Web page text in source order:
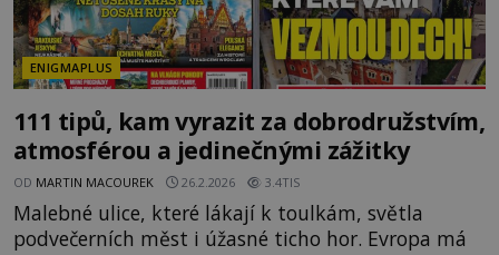
ENIGMAPLUS
111 tipů, kam vyrazit za dobrodružstvím,
atmosférou a jedinečnými zážitky
OD MARTIN MACOUREK 26.2.2026 3.4TIS
Malebné ulice, které lákají k toulkám, světla
podvečerních měst i úžasné ticho hor. Evropa má